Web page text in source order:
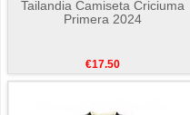
Tailandia Camiseta Criciuma
Primera 2024
€17.50